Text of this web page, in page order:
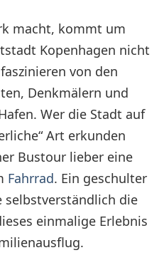
macht, kommt um
Kopenhagen nicht
von den
Denkmälern und
Wer die Stadt auf
Art erkunden
Bustour lieber eine
Fahrrad. Ein geschulter
selbstverständlich die
einmalige Erlebnis